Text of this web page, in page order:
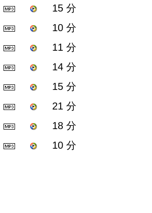
15 分
10 分
11 分
14 分
15 分
21 分
18 分
10 分